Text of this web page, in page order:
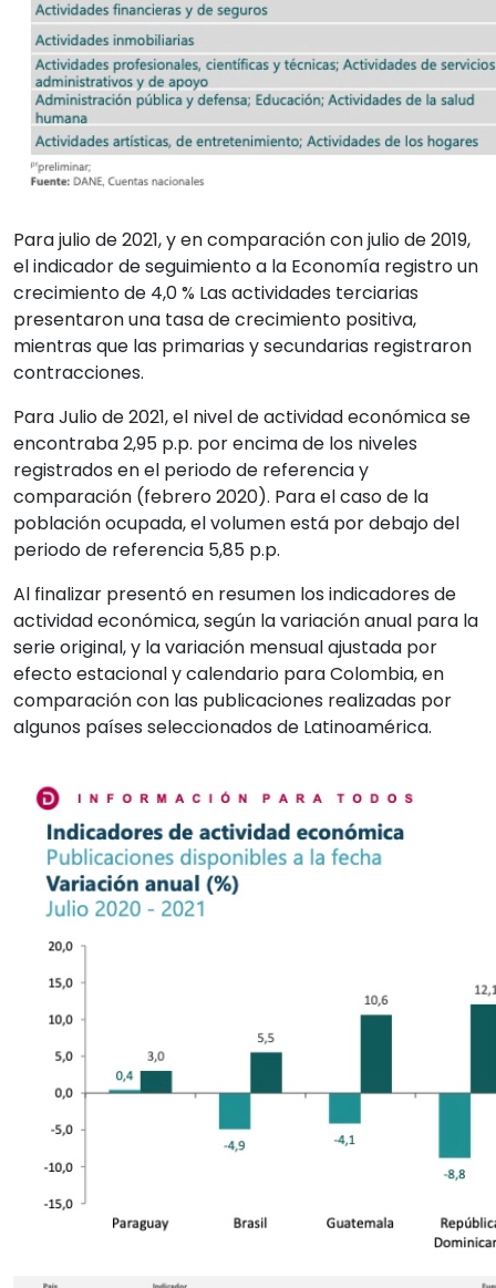
Para julio de 2021, y en comparación con julio de 2019,
el indicador de seguimiento a la Economía registro un
crecimiento de 4,0 % Las actividades terciarias
presentaron una tasa de crecimiento positiva,
mientras que las primarias y secundarias registraron
contracciones.
Para Julio de 2021, el nivel de actividad económica se
encontraba 2,95 p.p. por encima de los niveles
registrados en el periodo de referencia y
comparación (febrero 2020). Para el caso de la
población ocupada, el volumen está por debajo del
periodo de referencia 5,85 p.p.
Al finalizar presentó en resumen los indicadores de
actividad económica, según la variación anual para la
serie original, y la variación mensual ajustada por
efecto estacional y calendario para Colombia, en
comparación con las publicaciones realizadas por
algunos países seleccionados de Latinoamérica.